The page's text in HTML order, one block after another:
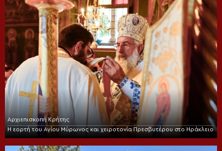
Αρχιεπισκοπή Κρήτης
Η εορτή του Αγίου Μύρωνος και χειροτονία Πρεσβυτέρου στο Ηράκλειο